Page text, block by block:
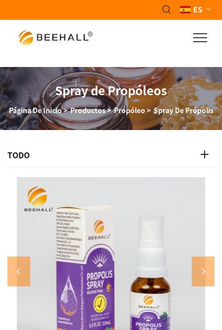
ES
Spray de Propóleos
Página De Inicio>Productos>Propóleo >Spray De Própolis
TODO